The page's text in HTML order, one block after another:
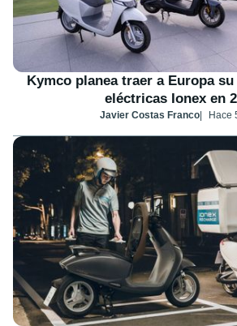
Kymco planea traer a Europa
eléctricas Ionex en
Javier Costas Franco Hace